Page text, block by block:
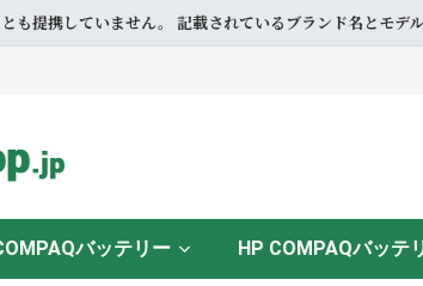
提携していません。 記載されているブランド名とモデ
バッテリー HP COMPAQバッテ